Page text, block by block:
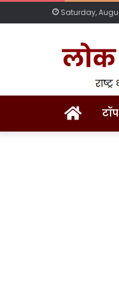
Saturday,
Home